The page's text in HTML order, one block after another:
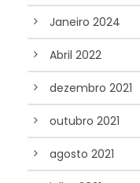
Janeiro 2024
Abril 2022
dezembro 2021
outubro 2021
agosto 2021